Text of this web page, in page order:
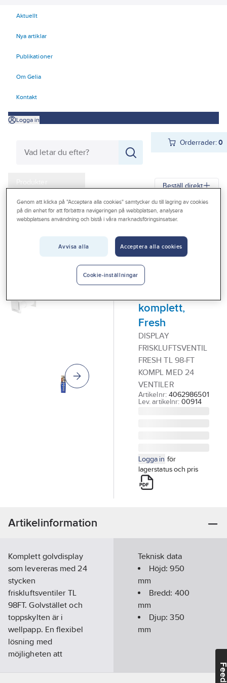
Aktuellt
Nya artiklar
Publikationer
Om Gelia
Kontakt
Logga in
Orderrader:0
Produkter
Kampanjer
Outlet
Vanliga frågor
Beställ direkt
Gelia Produkter Gelia Ventilation
Ventilationssystem
Golvdisplay
friskluftsventil
komplett,
Fresh
DISPLAY
FRISKLUFTSVENTIL
FRESH TL 98-FT
KOMPL MED 24
VENTILER
Artikelnr: 4062986501
Lev. artikelnr: 00914
Logga in för
lagerstatus och pris
Artikelinformation
Komplett golvdisplay
som levereras med 24
stycken
friskluftsventiler TL
98FT. Golvstället och
toppskylten är i
wellpapp. En flexibel
lösning med
möjligheten att
Teknisk data
Höjd:950
mm
Bredd: 400
mm
Djup:350
mm
Genom att klicka på "Acceptera alla cookies" samtycker du till lagring av cookies
på din enhet för att förbättra navigeringen på webbplatsen, analysera
webbplatsens användning och bistå i våra marknadsföringsinsatser.
Avvisa alla Acceptera alla cookies
Cookie-inställningar